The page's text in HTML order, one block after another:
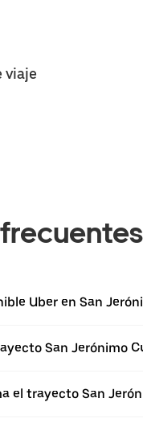
viaje
Uber en San
San Jerónimo
el trayecto San